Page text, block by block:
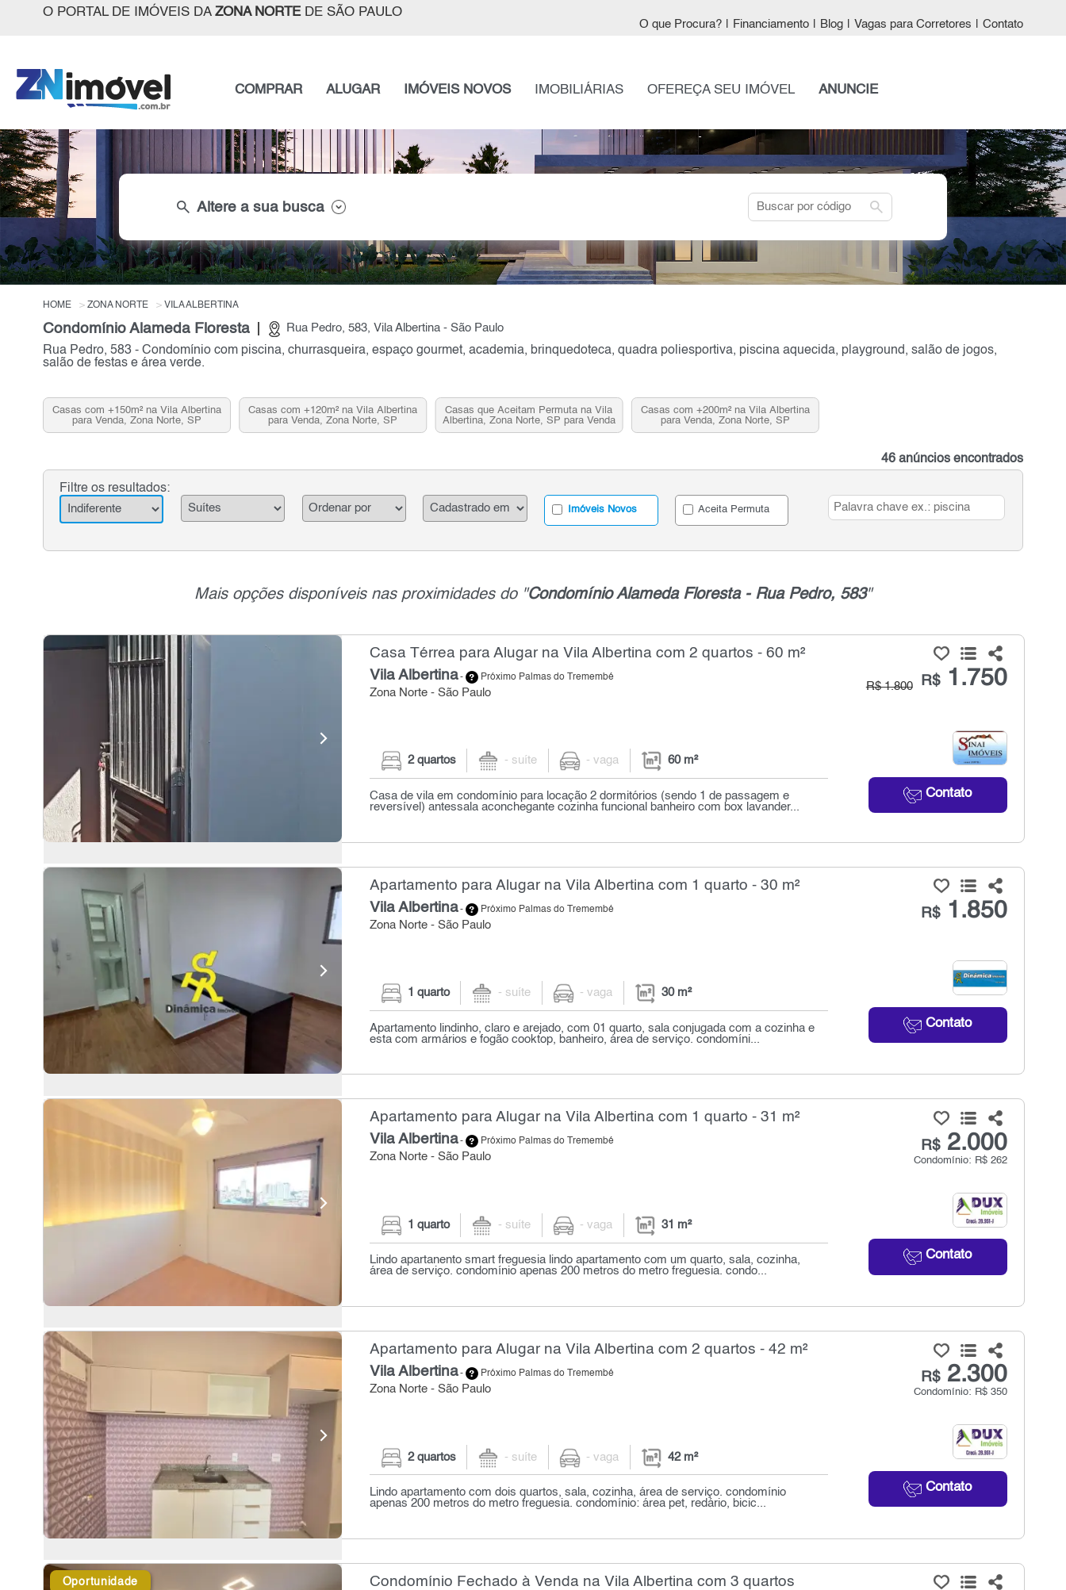
O PORTAL DE IMÓVEIS DA ZONA NORTEDE SÃO PAULO
O que Procura? Financiamento Blog Vagas para Corretores Contato
COMPRAR ALUGAR IMÓVEIS NOVOS IMOBILIÁRIAS OFEREÇA SEU IMÓVEL ANUNCIE
search Altere a sua busca search
HOME ZONA NORTE VILA ALBERTINA
Condomínio Alameda Floresta Rua Pedro, 583, Vila Albertina - São Paulo
Rua Pedro, 583 - Condomínio com piscina, churrasqueira, espaço gourmet, academia, brinquedoteca, quadra poliesportiva, piscina aquecida, playground, salão de jogos,
salão de festas e área verde.
Casas com +150m² na Vila Albertina
para Venda, Zona Norte, SP
Casas com +120m² na Vila Albertina
para Venda, Zona Norte, SP
Casas que Aceitam Permuta na Vila
Albertina, Zona Norte, SP para Venda
Casas com +200m² na Vila Albertina
para Venda, Zona Norte, SP
46 anúncios encontrados
Filtre os resultados:
Imóveis Novos Aceita Permuta
Mais opções disponíveis nas proximidades do "Condomínio Alameda Floresta - Rua Pedro, 583"
Casa Térrea para Alugar na Vila Albertina com 2 quartos - 60 m²
Vila Albertina- Próximo Palmas do Tremembé
Zona Norte - São Paulo
R$1.750
R$ 1.800
Contato
2 quartos - suíte - vaga 60 m²
Casa de vila em condomínio para locação 2 dormitórios (sendo 1 de passagem e
reversível) antessala aconchegante cozinha funcional banheiro com box lavander...
Apartamento para Alugar na Vila Albertina com 1 quarto - 30 m²
Vila Albertina- Próximo Palmas do Tremembé
Zona Norte - São Paulo
R$1.850
Contato
1 quarto - suíte - vaga 30 m²
Apartamento lindinho, claro e arejado, com 01 quarto, sala conjugada com a cozinha e
esta com armários e fogão cooktop, banheiro, área de serviço. condomíni...
Apartamento para Alugar na Vila Albertina com 1 quarto - 31 m²
Vila Albertina- Próximo Palmas do Tremembé
Zona Norte - São Paulo
R$2.000
Condomínio: R$ 262
Contato
1 quarto - suíte - vaga 31 m²
Lindo apartanento smart freguesia lindo apartamento com um quarto, sala, cozinha,
área de serviço. condomínio apenas 200 metros do metro freguesia. condo...
Apartamento para Alugar na Vila Albertina com 2 quartos - 42 m²
Vila Albertina- Próximo Palmas do Tremembé
Zona Norte - São Paulo
R$2.300
Condomínio: R$ 350
Contato
2 quartos - suíte - vaga 42 m²
Lindo apartamento com dois quartos, sala, cozinha, área de serviço. condomínio
apenas 200 metros do metro freguesia. condomínio: área pet, redário, bicic...
Oportunidade Condomínio Fechado à Venda na Vila Albertina com 3 quartos